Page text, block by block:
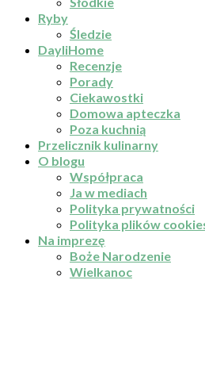
Ryby
Śledzie
DayliHome
Recenzje
Porady
Ciekawostki
Domowa apteczka
Poza kuchnią
Przelicznik kulinarny
O blogu
Współpraca
Ja w mediach
Polityka prywatności
Polityka plików
Na imprezę
Boże Narodzenie
Wielkanoc